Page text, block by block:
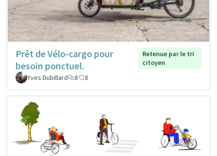
Prêt de Vélo-cargo pour
besoin ponctuel.
Retenue par le tri
citoyen
Yves Dubillard
8 8